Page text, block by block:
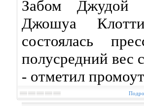
Забом Джудой
Джошуа
состоялась
полусредний вес
- отметил